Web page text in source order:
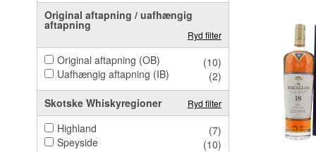
Original aftapning / uafhængig
aftapning
Ryd filter
Original aftapning (OB)
(10)
Uafhængig aftapning (IB)
(2)
Skotske Whiskyregioner
Ryd filter
Highland
(7)
Speyside
(10)